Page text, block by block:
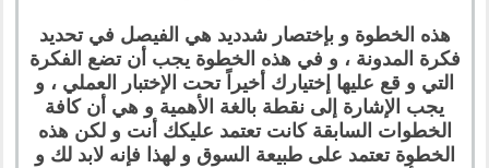
هذه الخطوة و بإختصار شدديد هي الفيصل في تحديد
فكرة المدونة ، و في هذه الخطوة يجب أن تضع الفكرة
التي و قع عليها إختيارك أخيراً تحت الإختبار العملي ، و
يجب الإشارة إلى نقطة بالغة الأهمية و هي أن كافة
الخطوات السابقة كانت تعتمد عليكك أنت و لكن هذه
الخطوة تعتمد على طبيعة السوق و لهذا فإنه لابد لك و